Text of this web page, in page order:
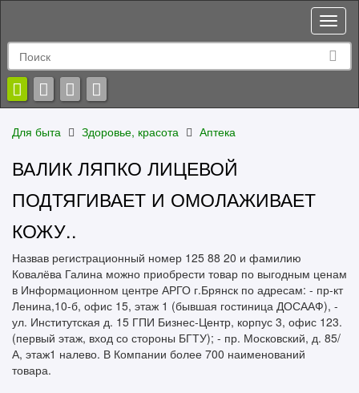
Для быта Здоровье, красота Аптека
ВАЛИК ЛЯПКО ЛИЦЕВОЙ
ПОДТЯГИВАЕТ И ОМОЛАЖИВАЕТ
КОЖУ..
Назвав регистрационный номер 125 88 20 и фамилию
Ковалёва Галина можно приобрести товар по выгодным ценам
в Информационном центре АРГО г.Брянск по адресам: - пр-кт
Ленина,10-б, офис 15, этаж 1 (бывшая гостиница ДОСААФ), -
ул. Институтская д. 15 ГПИ Бизнес-Центр, корпус 3, офис 123.
(первый этаж, вход со стороны БГТУ); - пр. Московский, д. 85/
А, этаж1 налево. В Компании более 700 наименований
товара.